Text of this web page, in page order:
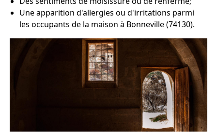
Une apparition d'allergies ou d'irritations parmi
les occupants de la maison à Bonneville (74130).